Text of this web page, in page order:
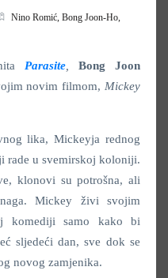
Nino Romić, Bong Joon-Ho,
Parasite
Bong Joon
novim filmom, Mickey
lika, Mickeyja rednog
rade u svemirskoj koloniji.
klonovi su potrošna, ali
Mickey živi svojim
komediji samo kako bi
sljedeći dan, sve dok se
novog zamjenika.